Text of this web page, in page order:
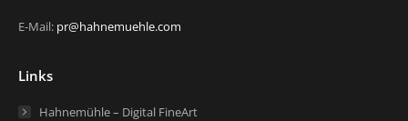
E-Mail: pr@hahnemuehle.com
Links
Hahnemühle – Digital FineArt